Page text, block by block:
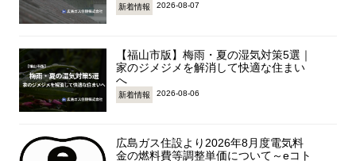
新着情報 2026-08-07
【福山市版】梅雨・夏の湿気対策5選｜
家のジメジメを解消して快適な住まい
へ
新着情報 2026-08-06
広島ガス住設より2026年8月度電気料
金の燃料費等調整単価について～eコト